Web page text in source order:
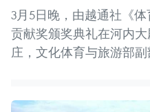
3月5日晚，由越通社《
贡献奖颁奖典礼在河内
庄，文化体育与旅游部副